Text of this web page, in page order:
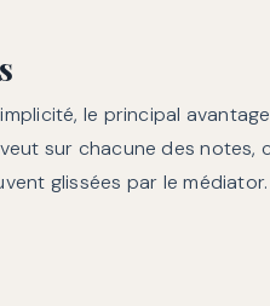
le principal
veut sur chacune des notes,
glissées par le médiator.